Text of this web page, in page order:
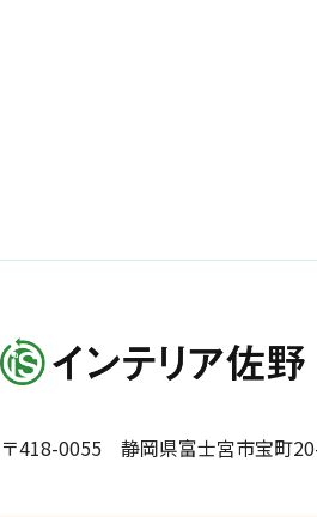
〒418-0055 静岡県富士宮市宝町